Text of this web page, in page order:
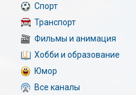
Спорт
Транспорт
Фильмы и анимация
Хобби и образование
Юмор
Все каналы